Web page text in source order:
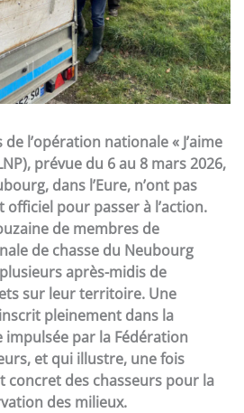
l’opération nationale « J’aime
prévue du 6 au 8 mars 2026,
dans l’Eure, n’ont pas
pour passer à l’action.
de membres de
de chasse du Neubourg
après-midis de
sur leur territoire. Une
pleinement dans la
par la Fédération
et qui illustre, une fois
concret des chasseurs pour la
des milieux.